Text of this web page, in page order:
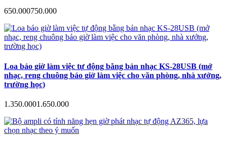
650.000750.000
Loa báo giờ làm việc tự động bằng bản nhạc KS-28USB (mở
nhạc, reng chuông báo giờ làm việc cho văn phòng, nhà xưởng,
trường học)
1.350.0001.650.000